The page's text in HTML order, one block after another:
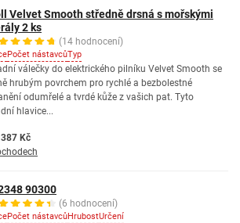
Velvet Smooth středně drsná s mořskými
2 ks
(14 hodnocení)
Počet nástavcůTyp
válečky do elektrického pilníku Velvet Smooth se
hrubým povrchem pro rychlé a bezbolestné
odumřelé a tvrdé kůže z vašich pat. Tyto
hlavice...
Kč
90300
(6 hodnocení)
Počet nástavcůHrubostUrčení